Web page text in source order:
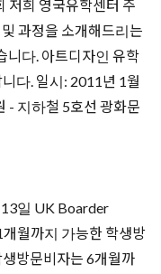
저희 영국유학센터 주
과정을 소개해드리는
니다. 아트디자인 유학
다. 일시: 2011년 1월
- 지하철 5호선 광화문
일 UK Boarder
월까지 가능한 학생방
방문비자는 6개월까